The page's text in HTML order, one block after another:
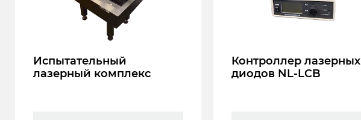
Испытательный
лазерный комплекс
Контроллер лазерных
диодов NL-LCB